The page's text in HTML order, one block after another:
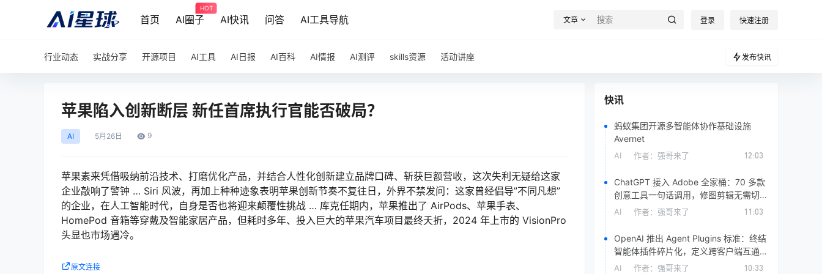
首页 AI圈子
HOT
AI快讯 问答 AI工具导航 文章 登录 快速注册
行业动态 实战分享 开源项目 AI工具 AI日报 AI百科 AI情报 AI测评 skills资源 活动讲座 发布快讯
苹果陷入创新断层 新任首席执行官能否破局？
AI 5月 26日 9
苹果素来凭借吸纳前沿技术、打磨优化产品，并结合人性化创新建立品牌口碑、斩获巨额营收，这次失利无疑给这家
企业敲响了警钟 … Siri 风波，再加上种种迹象表明苹果创新节奏不复往日，外界不禁发问：这家曾经倡导”不同凡想”
的企业，在人工智能时代，自身是否也将迎来颠覆性挑战 … 库克任期内，苹果推出了 AirPods、苹果手表、
HomePod 音箱等穿戴及智能家居产品，但耗时多年、投入巨大的苹果汽车项目最终夭折，2024 年上市的 VisionPro
头显也市场遇冷。
原文连接
快讯
蚂蚁集团开源多智能体协作基础设施
Avernet
AI 作者： 强哥来了 12:03
ChatGPT 接入 Adobe 全家桶：70 多款
创意工具一句话调用，修图剪辑无需切换
软件
AI 作者： 强哥来了 11:03
OpenAI 推出 Agent Plugins 标准：终结
智能体插件碎片化，定义跨客户端互通规
范
AI 作者： 强哥来了 10:33